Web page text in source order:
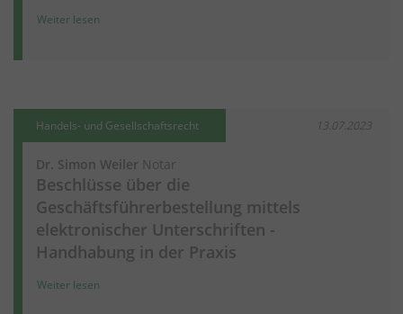
Weiter lesen
Handels- und Gesellschaftsrecht 13.07.2023
Dr. Simon Weiler Notar
Beschlüsse über die
Geschäftsführerbestellung mittels
elektronischer Unterschriften -
Handhabung in der Praxis
Weiter lesen